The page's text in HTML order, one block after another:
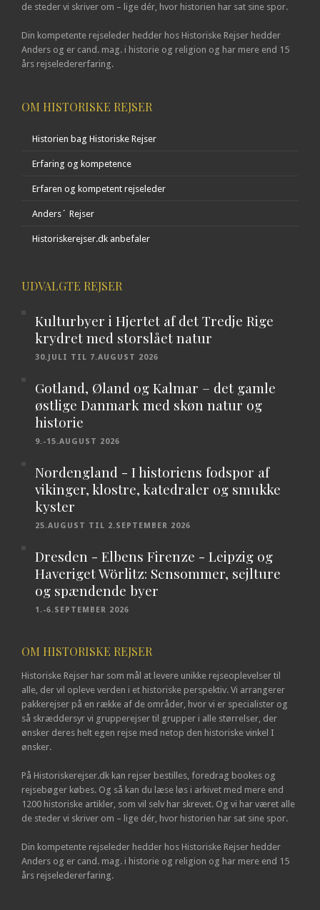
de steder vi skriver om – lige dér, hvor historien har sat sine spor.
Din kompetente rejseleder hedder hos Historiske Rejser hedder
Anders og er cand. mag. i historie og religion og har mere end 15
års rejseledererfaring.
OM HISTORISKE REJSER
Historien bag Historiske Rejser
Erfaring og kompetence
Erfaren og kompetent rejseleder
Anders´ Rejser
Historiskerejser.dk anbefaler
UDVALGTE REJSER
Kulturbyer i Hjertet af det Tredje Rige
krydret med storslået natur
30.JULI TIL 7.AUGUST 2026
Gotland, Øland og Kalmar – det gamle
østlige Danmark med skøn natur og
historie
9.-15.AUGUST 2026
Nordengland - I historiens fodspor af
vikinger, klostre, katedraler og smukke
kyster
25.AUGUST TIL 2.SEPTEMBER 2026
Dresden - Elbens Firenze - Leipzig og
Haveriget Wörlitz: Sensommer, sejlture
og spændende byer
1.-6.SEPTEMBER 2026
OM HISTORISKE REJSER
Historiske Rejser har som mål at levere unikke rejseoplevelser til
alle, der vil opleve verden i et historiske perspektiv. Vi arrangerer
pakkerejser på en række af de områder, hvor vi er specialister og
så skræddersyr vi grupperejser til grupper i alle størrelser, der
ønsker deres helt egen rejse med netop den historiske vinkel I
ønsker.
På Historiskerejser.dk kan rejser bestilles, foredrag bookes og
rejsebøger købes. Og så kan du læse løs i arkivet med mere end
1200 historiske artikler, som vil selv har skrevet. Og vi har været alle
de steder vi skriver om – lige dér, hvor historien har sat sine spor.
Din kompetente rejseleder hedder hos Historiske Rejser hedder
Anders og er cand. mag. i historie og religion og har mere end 15
års rejseledererfaring.